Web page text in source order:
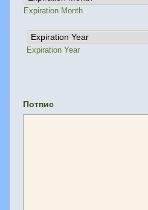
Expiration Month
Expiration Year
Потпис